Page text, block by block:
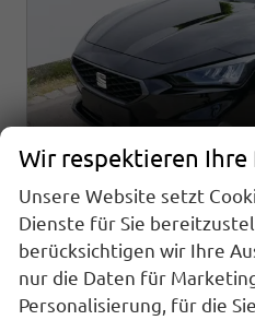
Seat Leon
sofort lieferbar Fahrzeug mit
Wir respektieren Ihre
Unsere Website setzt
Dienste für Sie
berücksichtigen wir Ihre
nur die Daten für
Personalisierung, für die